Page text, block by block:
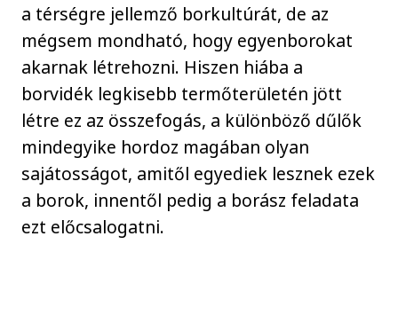
a térségre jellemző borkultúrát, de az
mégsem mondható, hogy egyenborokat
akarnak létrehozni. Hiszen hiába a
borvidék legkisebb termőterületén jött
létre ez az összefogás, a különböző dűlők
mindegyike hordoz magában olyan
sajátosságot, amitől egyediek lesznek ezek
a borok, innentől pedig a borász feladata
ezt előcsalogatni.